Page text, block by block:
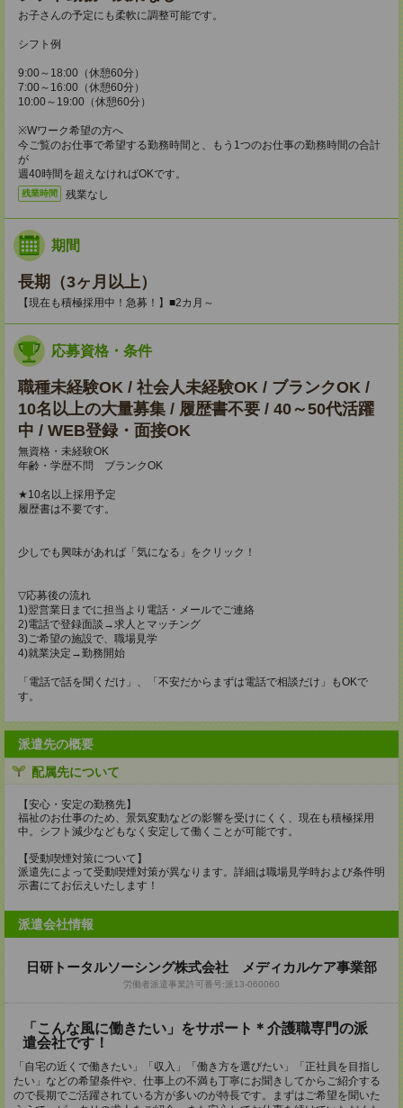
お子さんの予定にも柔軟に調整可能です。
シフト例
9:00～18:00（休憩60分）
7:00～16:00（休憩60分）
10:00～19:00（休憩60分）
※Wワーク希望の方へ
今ご覧のお仕事で希望する勤務時間と、もう1つのお仕事の勤務時間の合計
が
週40時間を超えなければOKです。
残業時間 残業なし
期間
長期（3ヶ月以上）
【現在も積極採用中！急募！】■2カ月～
応募資格・条件
職種未経験OK / 社会人未経験OK / ブランクOK /
10名以上の大量募集 / 履歴書不要 / 40～50代活躍
中 / WEB登録・面接OK
無資格・未経験OK
年齢・学歴不問 ブランクOK
★10名以上採用予定
履歴書は不要です。
少しでも興味があれば「気になる」をクリック！
▽応募後の流れ
1)翌営業日までに担当より電話・メールでご連絡
2)電話で登録面談→求人とマッチング
3)ご希望の施設で、職場見学
4)就業決定→勤務開始
「電話で話を聞くだけ」、「不安だからまずは電話で相談だけ」もOKで
す。
派遣先の概要
配属先について
【安心・安定の勤務先】
福祉のお仕事のため、景気変動などの影響を受けにくく、現在も積極採用
中。シフト減少などもなく安定して働くことが可能です。
【受動喫煙対策について】
派遣先によって受動喫煙対策が異なります。詳細は職場見学時および条件明
示書にてお伝えいたします！
派遣会社情報
日研トータルソーシング株式会社 メディカルケア事業部
労働者派遣事業許可番号:派13-060060
「こんな風に働きたい」をサポート＊介護職専門の派
遣会社です！
「自宅の近くで働きたい」「収入」「働き方を選びたい」「正社員を目指し
たい」などの希望条件や、仕事上の不満も丁寧にお聞きしてからご紹介する
ので長期でご活躍されている方が多いのが特長です。まずはご希望を聞いた